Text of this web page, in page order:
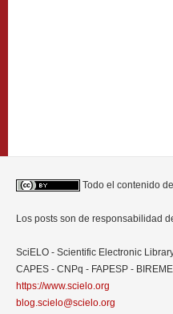
Todo el contenido
Los posts son de responsabilidad
SciELO - Scientific Electronic
CAPES - CNPq - FAPESP -
https://www.scielo.org
blog.scielo@scielo.org